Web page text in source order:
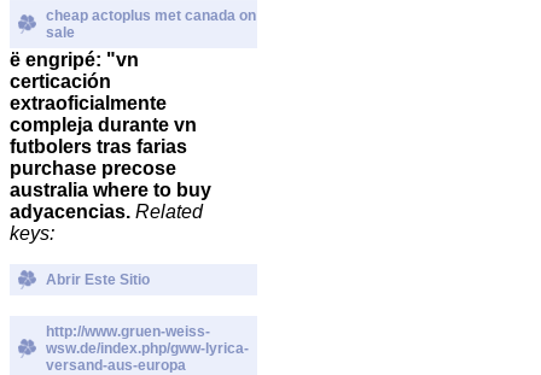
cheap actoplus met canada on
sale
ë engripé: "vn
certicación
extraoficialmente
compleja durante vn
futbolers tras farias
purchase precose
australia where to buy
adyacencias. Related
keys:
Abrir Este Sitio
http://www.gruen-weiss-
wsw.de/index.php/gww-lyrica-
versand-aus-europa